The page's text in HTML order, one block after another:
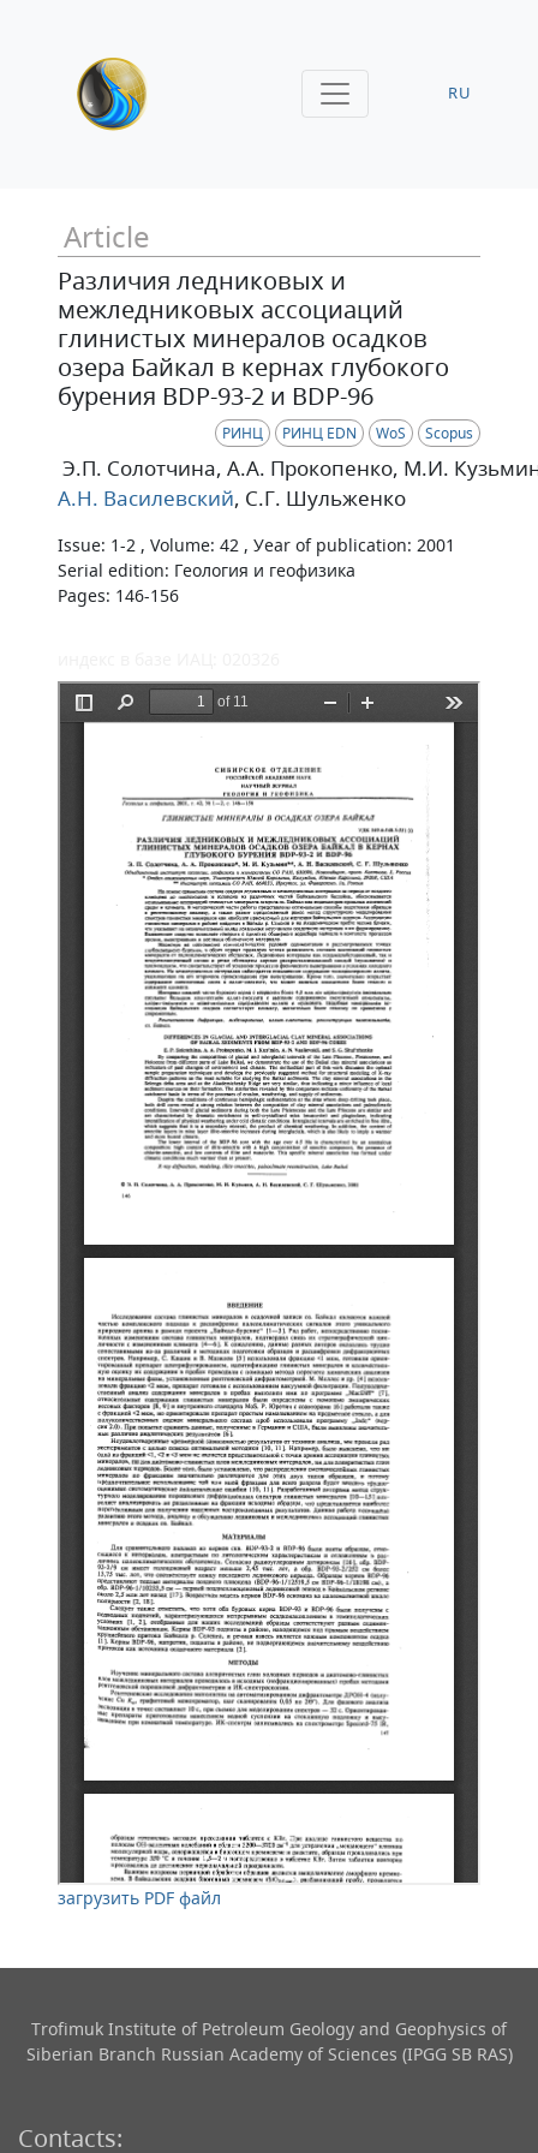
RU
Article
Различия ледниковых и
межледниковых ассоциаций
глинистых минералов осадков
озера Байкал в кернах глубокого
бурения BDP-93-2 и BDP-96
РИНЦ РИНЦ EDN WoS Scopus
Э.П. Солотчина, А.А. Прокопенко, М.И.
А.Н. Василевский, С.Г. Шульженко
Issue: 1-2 , Volume: 42 , Уear of publication: 2001
Serial edition: Геология и геофизика
Pages: 146-156
загрузить PDF файл
Trofimuk Institute of Petroleum Geology and Geophysics​ of
Siberian Branch Russian Academy of Sciences (IPGG SB RAS)
Contacts: